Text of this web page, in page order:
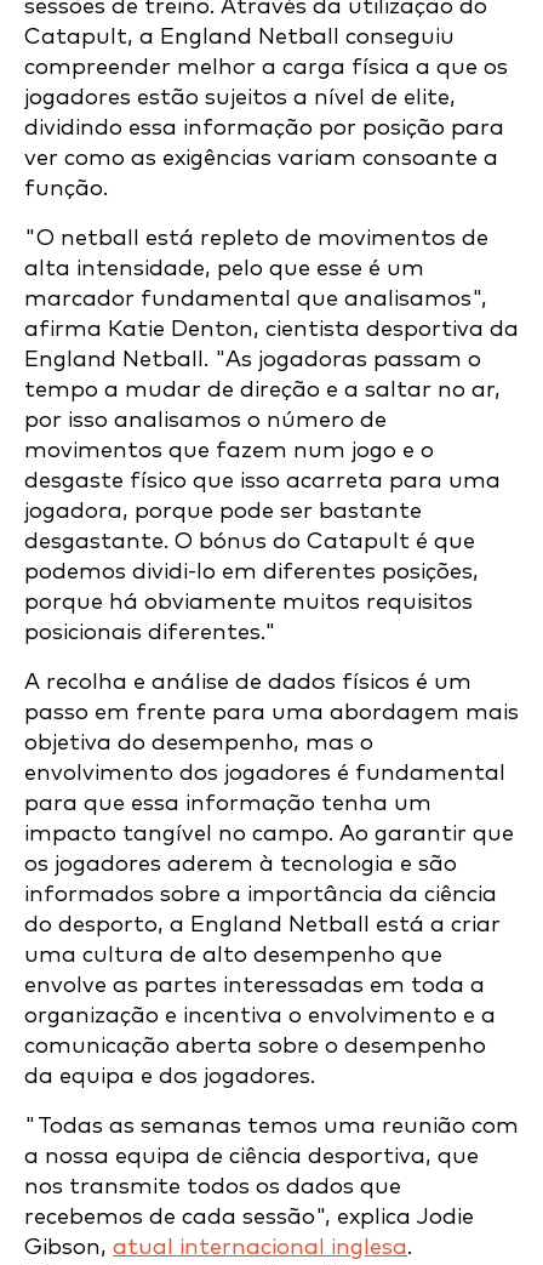
sessões de treino. Através da utilização do
Catapult, a England Netball conseguiu
compreender melhor a carga física a que os
jogadores estão sujeitos a nível de elite,
dividindo essa informação por posição para
ver como as exigências variam consoante a
função.
"O netball está repleto de movimentos de
alta intensidade, pelo que esse é um
marcador fundamental que analisamos",
afirma Katie Denton, cientista desportiva da
England Netball. "As jogadoras passam o
tempo a mudar de direção e a saltar no ar,
por isso analisamos o número de
movimentos que fazem num jogo e o
desgaste físico que isso acarreta para uma
jogadora, porque pode ser bastante
desgastante. O bónus do Catapult é que
podemos dividi-lo em diferentes posições,
porque há obviamente muitos requisitos
posicionais diferentes."
A recolha e análise de dados físicos é um
passo em frente para uma abordagem mais
objetiva do desempenho, mas o
envolvimento dos jogadores é fundamental
para que essa informação tenha um
impacto tangível no campo. Ao garantir que
os jogadores aderem à tecnologia e são
informados sobre a importância da ciência
do desporto, a England Netball está a criar
uma cultura de alto desempenho que
envolve as partes interessadas em toda a
organização e incentiva o envolvimento e a
comunicação aberta sobre o desempenho
da equipa e dos jogadores.
"Todas as semanas temos uma reunião com
a nossa equipa de ciência desportiva, que
nos transmite todos os dados que
recebemos de cada sessão", explica Jodie
Gibson, atual internacional inglesa.